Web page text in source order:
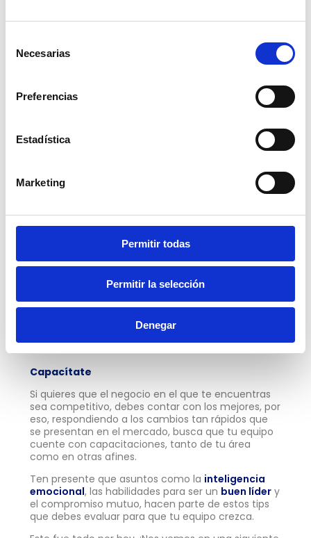
Necesarias
Preferencias
Estadística
Marketing
Permitir todas
Permitir la selección
Denegar
No te quedes con tu versión, busca nuevas ideas
favorezcan la creatividad, nuevos conocimientos y
fortalezca el trabajo colaborativo. En resumen, no
para encontrar nuevas soluciones que aporten al
negocio y al crecimiento de todos.
Puedes encontrarte en tu lugar de trabajo con
Ser concretos con lo que se quiere expresar es
Aquí algunas ideas para que las reuniones sean
cortas:
Define el objetivo de la misma antes de
programarla.
Ten a la mano todo el material que se va a
Sé concreto siempre. Menos, en realidad, es
Escucha siempre las opiniones de los demás.
Capacítate
Si quieres que el negocio en el que te encuentras
sea competitivo, debes contar con los mejores, por
eso, respondiendo a los cambios tan rápidos que
se presentan en el mercado, busca que tu equipo
cuente con capacitaciones, tanto de tu área
como en otras afines.
Ten presente que asuntos como la inteligencia
emocional, las habilidades para ser un buen líder y
el compromiso mutuo, hacen parte de estos tips
que debes evaluar para que tu equipo crezca.